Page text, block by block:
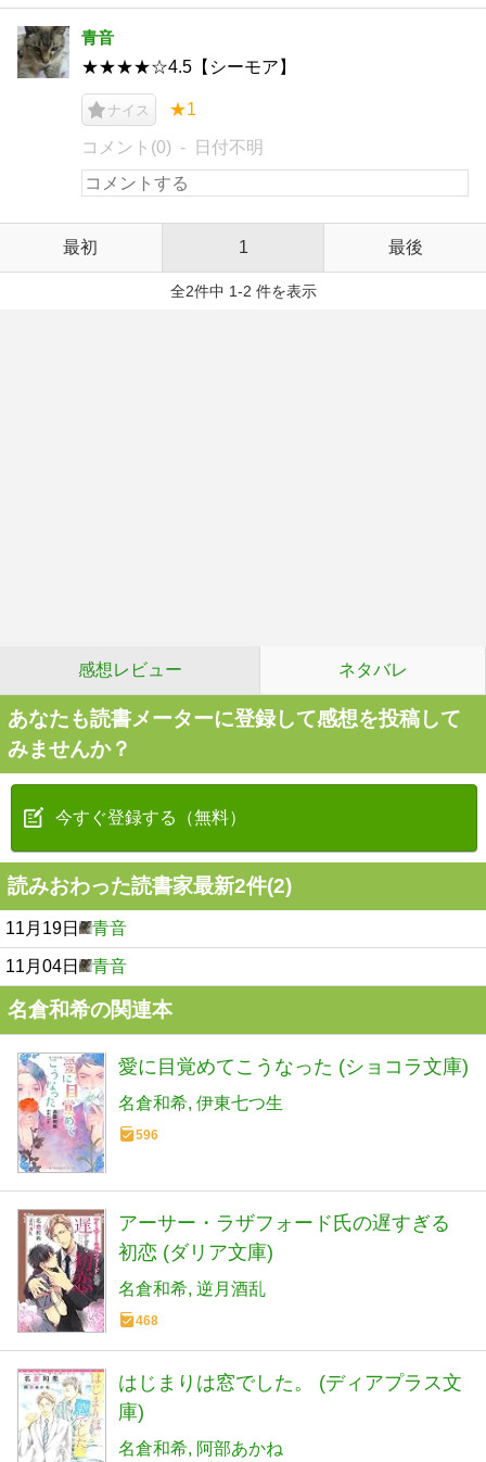
青音
★★★★☆4.5【シーモア】
ナイス ★1
コメント(0) 日付不明
最初 1 最後
全2件中 1-2 件を表示
感想レビュー ネタバレ
あなたも読書メーターに登録して感想を投稿して
みませんか？
今すぐ登録する（無料）
読みおわった読書家最新2件(2)
11月19日 青音
11月04日 青音
名倉和希の関連本
愛に目覚めてこうなった (ショコラ文庫)
名倉和希 伊東七つ生
596
アーサー・ラザフォード氏の遅すぎる
初恋 (ダリア文庫)
名倉和希 逆月酒乱
468
はじまりは窓でした。 (ディアプラス文
庫)
名倉和希 阿部あかね